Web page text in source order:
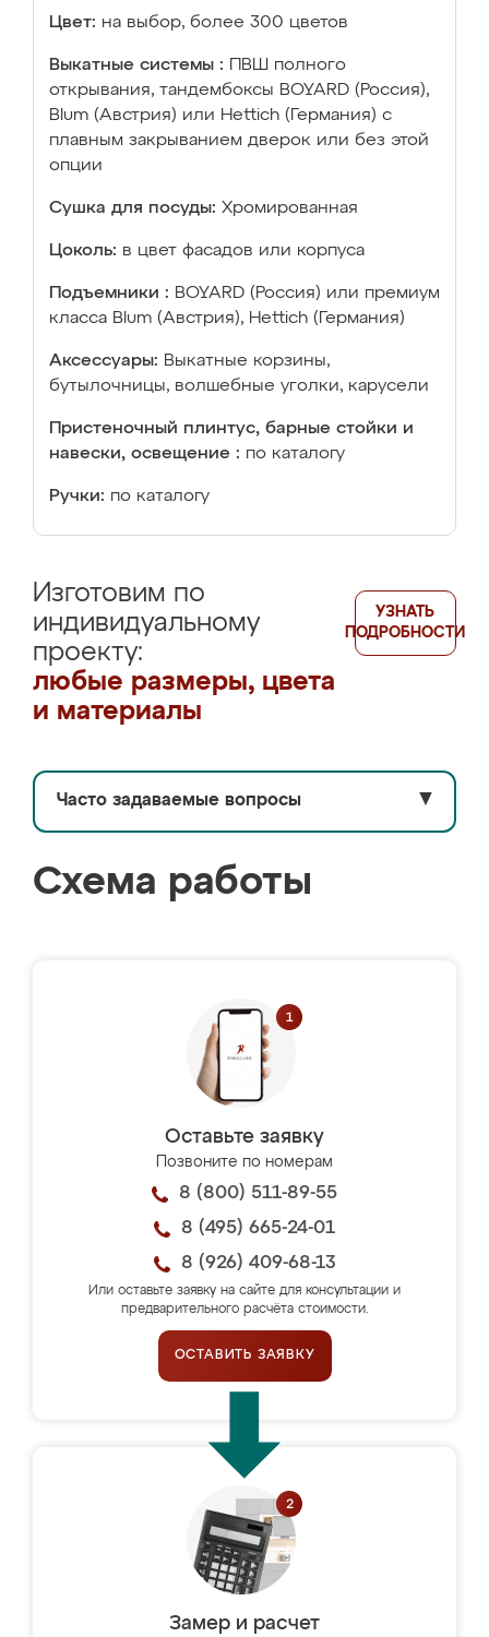
Цвет: на выбор, более 300 цветов
Выкатные системы :
ПВШ полного
открывания, тандембоксы BOYARD (Россия),
Blum (Австрия) или Hettich (Германия) с
плавным закрыванием дверок или без этой
опции
Сушка для посуды: Хромированная
Цоколь: в цвет фасадов или корпуса
Подъемники : BOYARD (Россия) или премиум
класса Blum (Австрия), Hettich (Германия)
Аксессуары: Выкатные корзины,
бутылочницы, волшебные уголки, карусели
Пристеночный плинтус, барные стойки и
навески, освещение : по каталогу
Ручки: по каталогу
Изготовим по
индивидуальному
проекту:
любые размеры, цвета
и материалы
УЗНАТЬ
ПОДРОБНОСТИ
Часто задаваемые вопросы ▼
Схема работы
Оставьте заявку
Позвоните по номерам
8 (800) 511-89-55
8 (495) 665-24-01
8 (926) 409-68-13
Или оставьте заявку на сайте для консультации и
предварительного расчёта стоимости.
ОСТАВИТЬ ЗАЯВКУ
Замер и расчет